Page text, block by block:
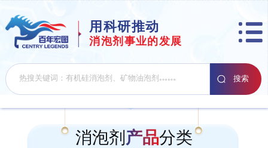
用科研推动
消泡剂事业的发展
消泡剂 产品分类